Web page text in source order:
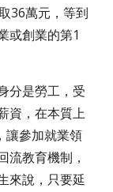
36萬元，等到
或創業的第1
分是勞工，受
資，在本質上
讓參加就業領
流教育機制，
來說，只要延